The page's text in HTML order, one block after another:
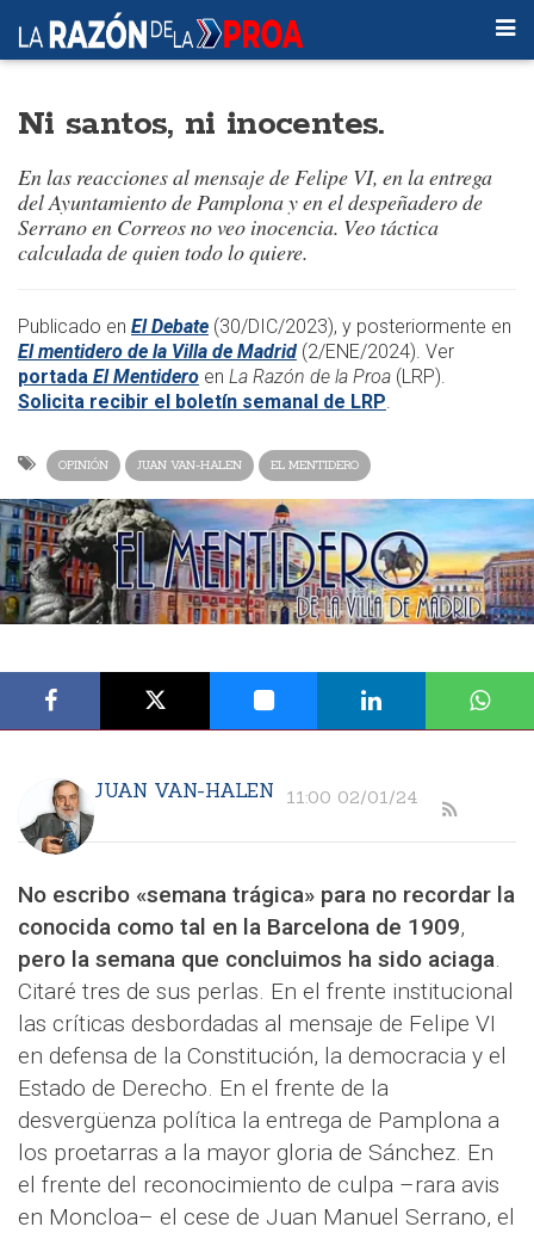
Ni santos, ni inocentes.
En las reacciones al mensaje de Felipe VI, en la entrega
del Ayuntamiento de Pamplona y en el despeñadero de
Serrano en Correos no veo inocencia. Veo táctica
calculada de quien todo lo quiere.
​​Publicado en El Debate (30/DIC/2023), y posteriormente en
El mentidero de la Villa de Madrid (2/ENE/2024). Ver
portada El Mentidero en La Razón de la Proa (LRP).
Solicita recibir el boletín semanal de LRP.​
OPINIÓN JUAN VAN-HALEN EL MENTIDERO
JUAN VAN-HALEN 11:00 02/01/24
No escribo «semana trágica» para no recordar la
conocida como tal en la Barcelona de 1909,
pero la semana que concluimos ha sido aciaga.
Citaré tres de sus perlas. En el frente institucional
las críticas desbordadas al mensaje de Felipe VI
en defensa de la Constitución, la democracia y el
Estado de Derecho. En el frente de la
desvergüenza política la entrega de Pamplona a
los proetarras a la mayor gloria de Sánchez. En
el frente del reconocimiento de culpa –rara avis
en Moncloa– el cese de Juan Manuel Serrano, el